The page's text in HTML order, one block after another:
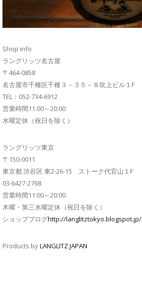
Shop info
ラングリッツ名古屋
〒464-0858
名古屋市千種区千種３－３５－８吹上ビル１F
TEL：052-734-6912
営業時間11:00～20:00
水曜定休（祝日を除く）
ラングリッツ東京
〒150-0011
東京都 渋谷区 東2-26-15 ストーク代官山１F
03-6427-2768
営業時間11:00～20:00
木曜・第三水曜定休（祝日を除く）
ショップブログhttp://langlitztokyo.blogspot.jp/
Products byLANGLITZ JAPAN